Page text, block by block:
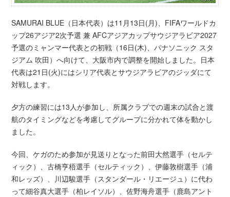
SAMURAI BLUE（日本代表）は11月13日(月)、FIFAワールドカ
ップ26アジア2次予選 兼 AFCアジアカップサウジアラビア2027
予選のミャンマー代表との初戦（16日(木)、パナソニック スタ
ジアム 吹田）へ向けて、大阪市内で調整を開始しました。日本
代表は21日(火)にはシリア代表とサウジアラビアのジッダにて
対戦します。
夕方の練習には13人が参加し、所属クラブでの週末の試合と渡
航のタイミングなどを考慮してグループに分かれて体を動かし
ました。
今回、ケガのため参加が見送りとなった前田大然選手（セルテ
ィック）、古橋亨梧選手（セルティック）、伊藤敦樹選手（浦
和レッズ）、川辺駿選手（スタンダール・リエージュ）に代わ
って細谷真大選手（柏レイソル）、佐野海舟選手（鹿島アント